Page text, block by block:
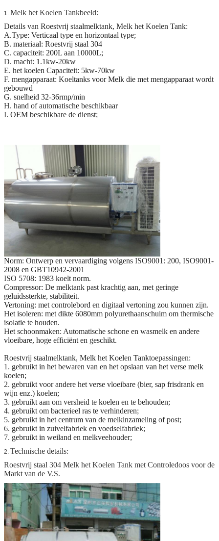
1. Melk het Koelen Tankbeeld:
Details van Roestvrij staalmelktank, Melk het Koelen Tank:
A.Type: Verticaal type en horizontaal type;
B. materiaal: Roestvrij staal 304
C. capaciteit: 200L aan 10000L;
D. macht: 1.1kw-20kw
E. het koelen Capaciteit: 5kw-70kw
F. mengapparaat: Koeltanks voor Melk die met mengapparaat wordt
gebouwd
G. snelheid 32-36rmp/min
H. hand of automatische beschikbaar
I. OEM beschikbare de dienst;
Norm: Ontwerp en vervaardiging volgens ISO9001: 200, ISO9001-
2008 en GBT10942-2001
ISO 5708: 1983 koelt norm.
Compressor: De melktank past krachtig aan, met geringe
geluidssterkte, stabiliteit.
Vertoning: met controlebord en digitaal vertoning zou kunnen zijn.
Het isoleren: met dikte 6080mm polyurethaanschuim om thermische
isolatie te houden.
Het schoonmaken: Automatische schone en wasmelk en andere
vloeibare, hoge efficiënt en geschikt.
Roestvrij staalmelktank, Melk het Koelen Tanktoepassingen:
1. gebruikt in het bewaren van en het opslaan van het verse melk
koelen;
2. gebruikt voor andere het verse vloeibare (bier, sap frisdrank en
wijn enz.) koelen;
3. gebruikt aan om versheid te koelen en te behouden;
4. gebruikt om bacterieel ras te verhinderen;
5. gebruikt in het centrum van de melkinzameling of post;
6. gebruikt in zuivelfabriek en voedselfabriek;
7. gebruikt in weiland en melkveehouder;
2. Technische details:
Roestvrij staal 304 Melk het Koelen Tank met Controledoos voor de
Markt van de V.S.